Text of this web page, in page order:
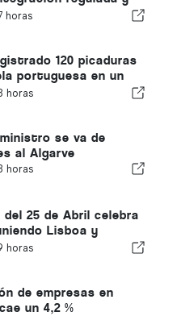
vía rápida para los
horas
120 picaduras
portuguesa en un
horas
se va de
al Algarve
horas
25 de Abril celebra
Lisboa y
horas
de empresas en
un 4,2 %